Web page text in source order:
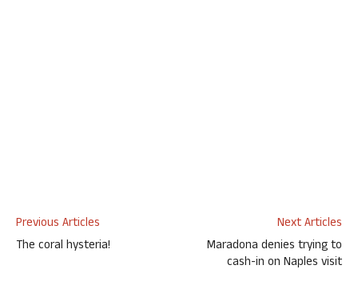
Previous Articles
The coral hysteria!
Next Articles
Maradona denies trying to
cash-in on Naples visit